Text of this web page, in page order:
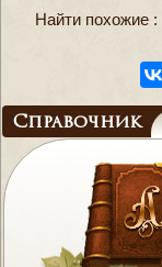
Найти похожие :
Справочник